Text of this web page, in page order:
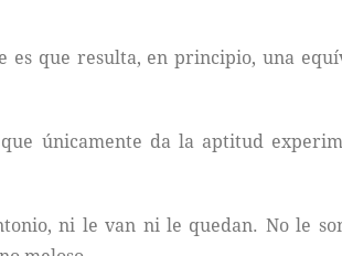
es que resulta, en principio, una
únicamente da la aptitud
ni le van ni le quedan. No le